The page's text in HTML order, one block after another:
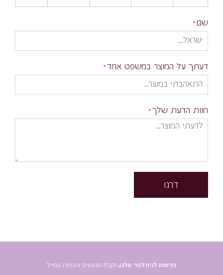
שם
דעתך על המוצר במשפט אחד
חוות הדעת שלך
דרגו
הרשמו לניוזלטר שלנו, וקבלו מבצעים והנחות במייל